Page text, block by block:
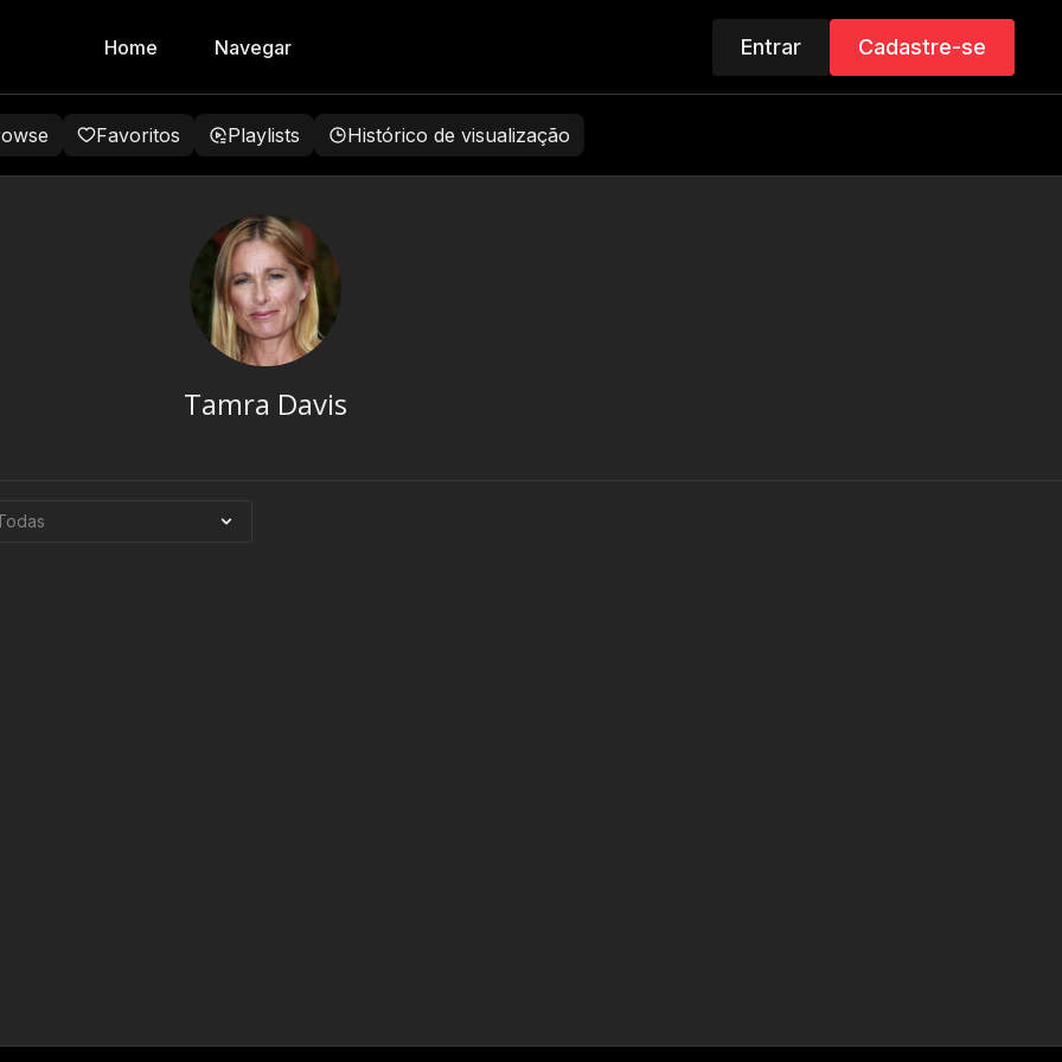
Home Navegar Entrar Cadastre-se
Favoritos Playlists Histórico de visualização
Tamra Davis